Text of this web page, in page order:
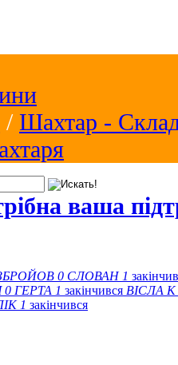
/ Шахтар -
ваша
0 СЛОВАН 1
0 ГЕРТА 1 закінчився ВІСЛА K
1 закінчився